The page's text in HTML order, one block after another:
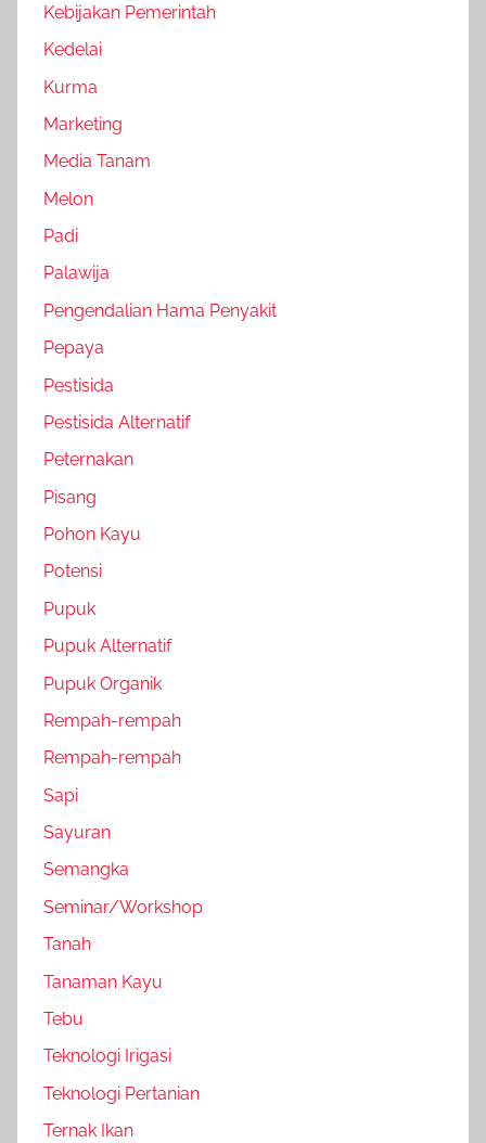
Kebijakan Pemerintah
Kedelai
Kurma
Marketing
Media Tanam
Melon
Padi
Palawija
Pengendalian Hama Penyakit
Pepaya
Pestisida
Pestisida Alternatif
Peternakan
Pisang
Pohon Kayu
Potensi
Pupuk
Pupuk Alternatif
Pupuk Organik
Rempah-rempah
Rempah-rempah
Sapi
Sayuran
Semangka
Seminar/Workshop
Tanah
Tanaman Kayu
Tebu
Teknologi Irigasi
Teknologi Pertanian
Ternak Ikan